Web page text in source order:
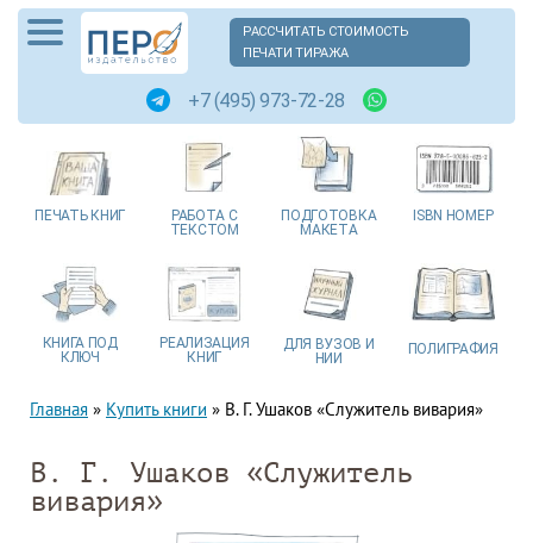
РАССЧИТАТЬ СТОИМОСТЬ
ПЕЧАТИ ТИРАЖА
+7 (495) 973-72-28
ПЕЧАТЬ КНИГ РАБОТА С
ТЕКСТОМ
ПОДГОТОВКА
МАКЕТА
ISBN НОМЕР
КНИГА ПОД
КЛЮЧ
РЕАЛИЗАЦИЯ
КНИГ
ДЛЯ ВУЗОВ И
НИИ
ПОЛИГРАФИЯ
Главная » Купить книги » В. Г. Ушаков «Служитель вивария»
В. Г. Ушаков «Служитель
вивария»